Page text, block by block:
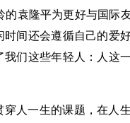
的袁隆平为更好与国际
时间还会遵循自己的爱
我们这些年轻人：人这
穿人一生的课题，在人